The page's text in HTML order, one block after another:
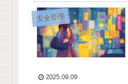
安全管理
2025.09.09